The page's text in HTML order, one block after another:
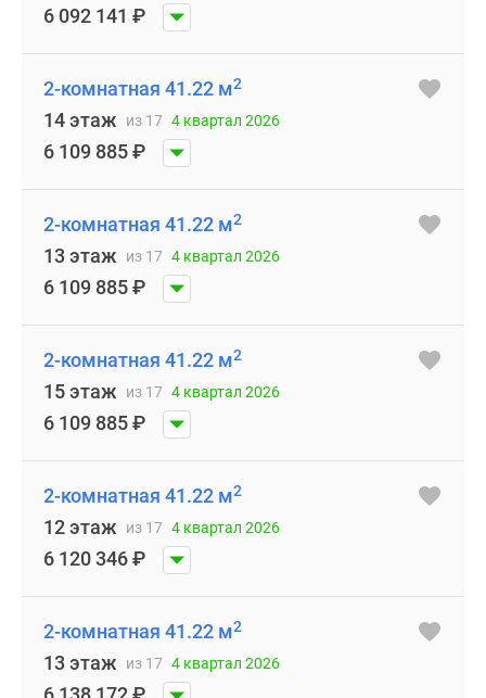
6 092 141 ₽
2-комнатная 41.22 м2
14 этаж из 17 4 квартал 2026
6 109 885₽
2-комнатная 41.22 м2
13 этаж из 17 4 квартал 2026
6 109 885₽
2-комнатная 41.22 м2
15 этаж из 17 4 квартал 2026
6 109 885₽
2-комнатная 41.22 м2
12 этаж из 17 4 квартал 2026
6 120 346₽
2-комнатная 41.22 м2
13 этаж из 17 4 квартал 2026